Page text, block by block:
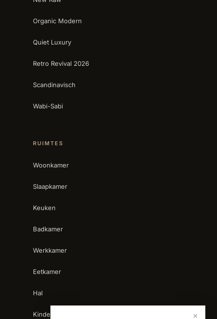
Organic Modern
Quiet Luxury
Retro Revival 2026
Scandinavisch
Wabi-Sabi
RUIMTES
Woonkamer
Slaapkamer
Keuken
Badkamer
Werkkamer
Eetkamer
Hal
Kinderkamer ×